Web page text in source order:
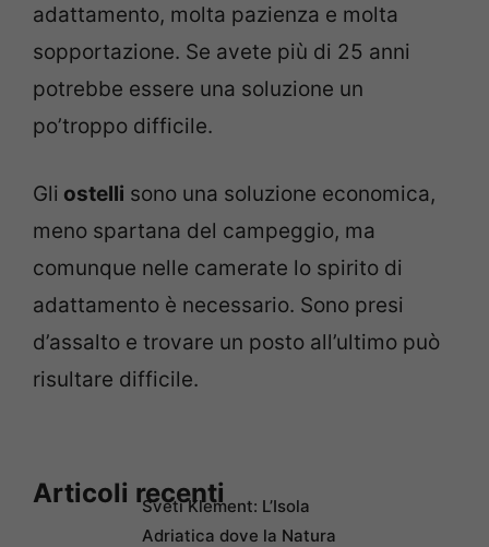
adattamento, molta pazienza e molta
sopportazione. Se avete più di 25 anni
potrebbe essere una soluzione un
po’troppo difficile.
Gli ostelli sono una soluzione economica,
meno spartana del campeggio, ma
comunque nelle camerate lo spirito di
adattamento è necessario. Sono presi
d’assalto e trovare un posto all’ultimo può
risultare difficile.
Articoli recentiSveti Klement: L’Isola
Adriatica dove la Natura